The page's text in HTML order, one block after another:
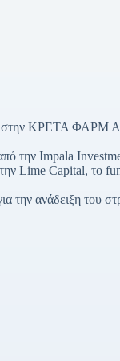
στην ΚΡΕΤΑ ΦΑΡΜ
την Impala
Lime Capital, το
ανάδειξη του